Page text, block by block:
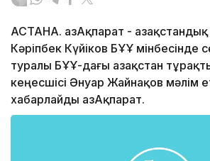
АСТАНА. ҚазАқпарат -
Кәріпбек Күйіков БҰҰ мінбесінде
туралы БҰҰ-дағы Қазақстан тұрақты
кеңесшісі Әнуар Жайнақов мәлім
хабарлайды ҚазАқпарат.